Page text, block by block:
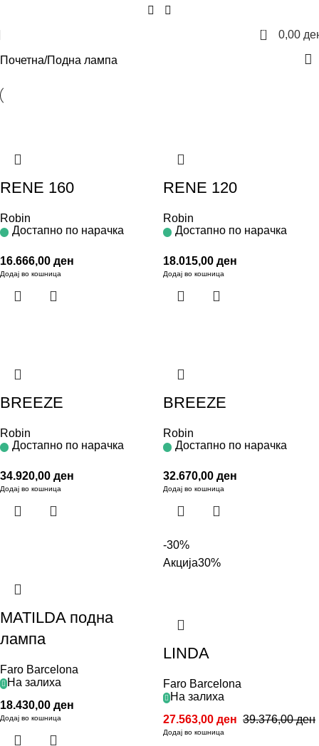
0 0,00
Почетна Подна лампа
RENE 160
Robin
Достапно по нарачка
16.666,00 ден
Додај во кошница
RENE 120
Robin
Достапно по нарачка
18.015,00 ден
Додај во кошница
BREEZE
Robin
Достапно по нарачка
34.920,00 ден
Додај во кошница
BREEZE
Robin
Достапно по нарачка
32.670,00 ден
Додај во кошница
MATILDA подна
лампа
Faro Barcelona
На залиха
18.430,00 ден
Додај во кошница
-30%
Акција30%
LINDA
Faro Barcelona
На залиха
39.376,00ден
27.563,00 ден
Додај во кошница